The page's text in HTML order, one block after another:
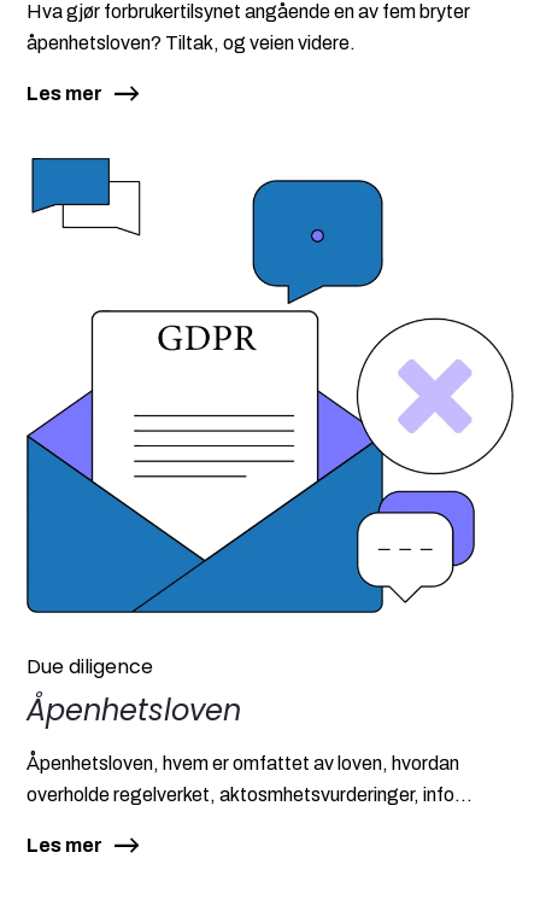
Hva gjør forbrukertilsynet angående en av fem bryter
åpenhetsloven? Tiltak, og veien videre.
Les mer
Due diligence
Åpenhetsloven
Åpenhetsloven, hvem er omfattet av loven, hvordan
overholde regelverket, aktosmhetsvurderinger, info...
Les mer